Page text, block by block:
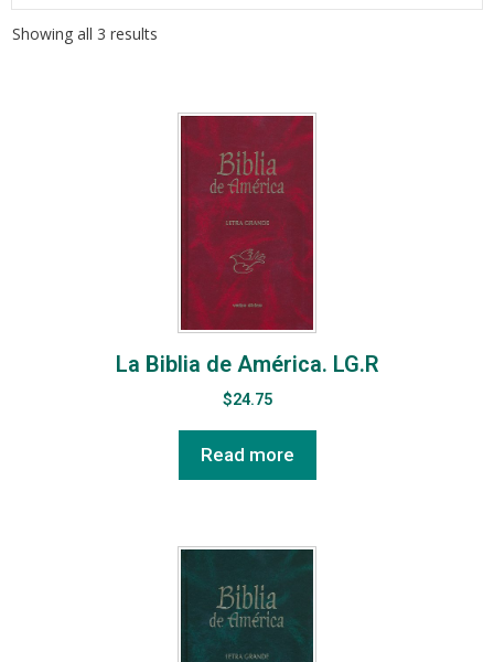
Showing all 3 results
La Biblia de América. LG.R
$24.75
Read more